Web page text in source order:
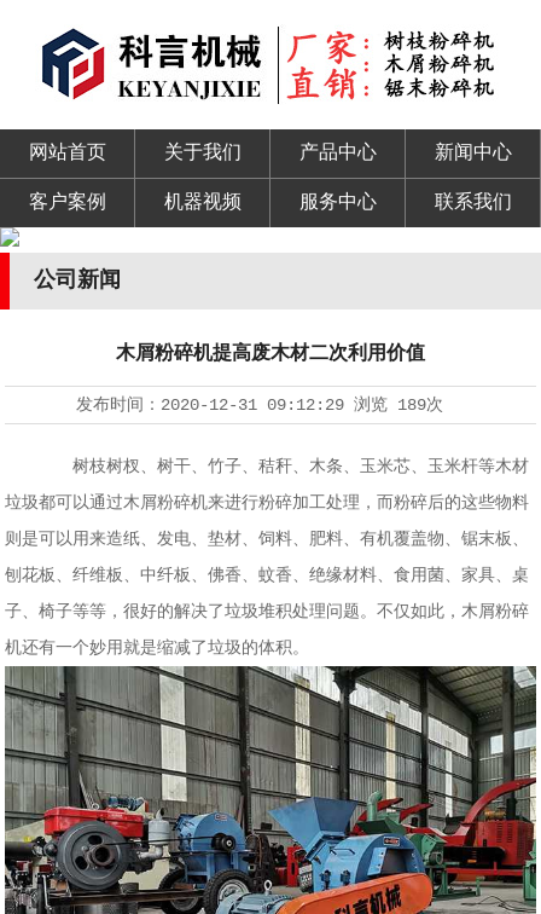
网站首页 关于我们 产品中心 新闻中心
客户案例 机器视频 服务中心 联系我们
公司新闻
木屑粉碎机提高废木材二次利用价值
发布时间： 2020-12-31 09:12:29 浏览 189次
树枝树杈、树干、竹子、秸秆、木条、玉米芯、玉米杆等木材
垃圾都可以通过木屑粉碎机来进行粉碎加工处理，而粉碎后的这些物料
则是可以用来造纸、发电、垫材、饲料、肥料、有机覆盖物、锯末板、
刨花板、纤维板、中纤板、佛香、蚊香、绝缘材料、食用菌、家具、桌
子、椅子等等，很好的解决了垃圾堆积处理问题。不仅如此，木屑粉碎
机还有一个妙用就是缩减了垃圾的体积。